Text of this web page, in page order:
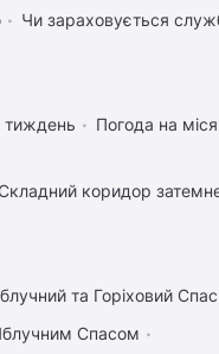
Чи зараховується
тиждень Погода на
коридор
та Горіховий Спас
Спасом